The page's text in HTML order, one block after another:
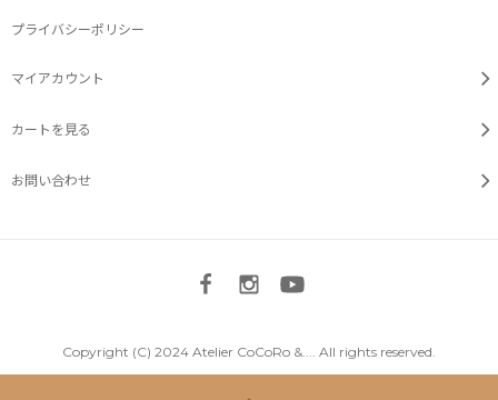
プライバシーポリシー
マイアカウント
カートを見る
お問い合わせ
Copyright (C) 2024 Atelier CoCoRo &.... All rights reserved.